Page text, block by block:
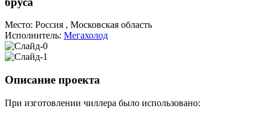
Место:
Россия , Московская область
Исполнитель: Мегахолод
Описание проекта
При изготовлении чиллера было использовано: